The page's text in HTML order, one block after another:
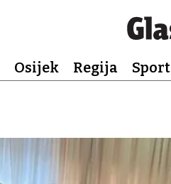
Osijek Regija Sport